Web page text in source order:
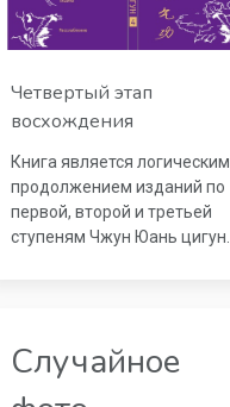
Четвертый этап
восхождения
Книга является логическим
продолжением изданий по
первой, второй и третьей
ступеням Чжун Юань цигун.
Случайное